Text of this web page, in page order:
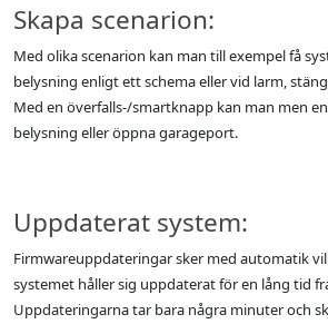
Skapa scenarion:
Med olika scenarion kan man till exempel få
belysning enligt ett schema eller vid larm,
Med en överfalls-/smartknapp kan man men
belysning eller öppna garageport.
Uppdaterat system:
Firmwareuppdateringar sker med automatik
systemet håller sig uppdaterat för en lång tid
Uppdateringarna tar bara några minuter och